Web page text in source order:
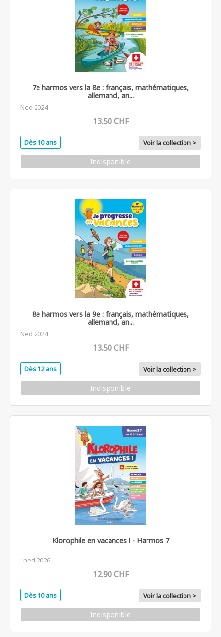
7e harmos vers la 8e : français, mathématiques,
allemand, an...
Ned 2024
13.50 CHF
Dès 10 ans Voir la collection >
Indisponible
8e harmos vers la 9e : français, mathématiques,
allemand, an...
Ned 2024
13.50 CHF
Dès 12 ans Voir la collection >
Indisponible
Klorophile en vacances ! - Harmos 7
: ned 2026
12.90 CHF
Dès 10 ans Voir la collection >
Indisponible